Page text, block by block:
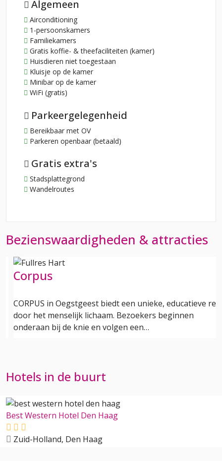
Algemeen
Airconditioning
1-persoonskamers
Familiekamers
Gratis koffie- & theefaciliteiten (kamer)
Huisdieren niet toegestaan
Kluisje op de kamer
Minibar op de kamer
WiFi (gratis)
Parkeergelegenheid
Bereikbaar met OV
Parkeren openbaar (betaald)
Gratis extra's
Stadsplattegrond
Wandelroutes
Bezienswaardigheden & attracties
Corpus
CORPUS in Oegstgeest biedt een unieke, educatieve reis
door het menselijk lichaam. Bezoekers beginnen
onderaan bij de knie en volgen een…
Hotels in de buurt
Best Western Hotel Den Haag
Zuid-Holland, Den Haag